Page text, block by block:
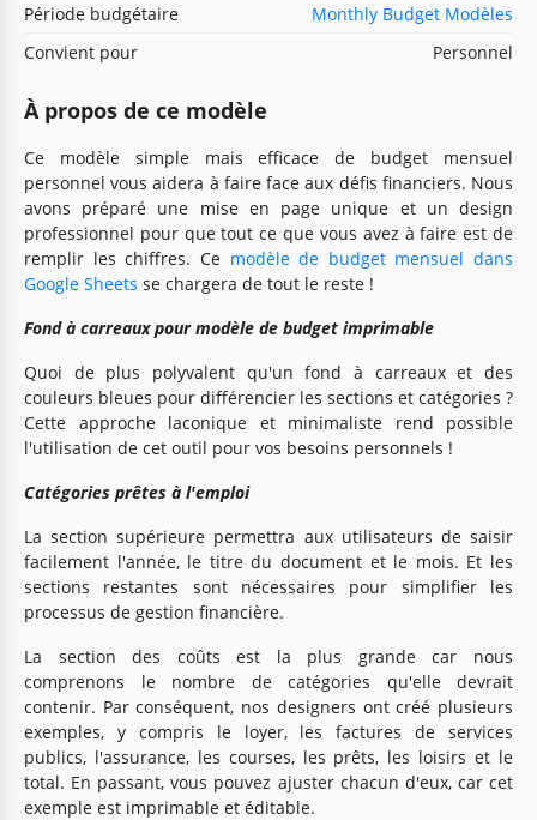
Période budgétaire
Monthly Budget Modèles
Convient pour
Personnel
À propos de ce modèle
Ce modèle simple mais efficace de budget mensuel
personnel vous aidera à faire face aux défis financiers. Nous
avons préparé une mise en page unique et un design
professionnel pour que tout ce que vous avez à faire est de
remplir les chiffres. Ce modèle de budget mensuel dans
Google Sheets se chargera de tout le reste !
Fond à carreaux pour modèle de budget imprimable
Quoi de plus polyvalent qu'un fond à carreaux et des
couleurs bleues pour différencier les sections et catégories ?
Cette approche laconique et minimaliste rend possible
l'utilisation de cet outil pour vos besoins personnels !
Catégories prêtes à l'emploi
La section supérieure permettra aux utilisateurs de saisir
facilement l'année, le titre du document et le mois. Et les
sections restantes sont nécessaires pour simplifier les
processus de gestion financière.
La section des coûts est la plus grande car nous
comprenons le nombre de catégories qu'elle devrait
contenir. Par conséquent, nos designers ont créé plusieurs
exemples, y compris le loyer, les factures de services
publics, l'assurance, les courses, les prêts, les loisirs et le
total. En passant, vous pouvez ajuster chacun d'eux, car cet
exemple est imprimable et éditable.